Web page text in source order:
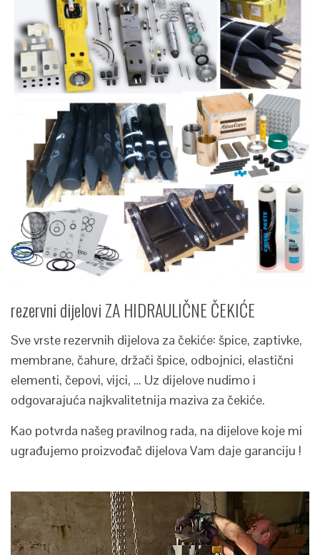
rezervni dijelovi ZA HIDRAULIČNE ČEKIĆE
Sve vrste rezervnih dijelova za čekiće: špice, zaptivke,
membrane, čahure, držači špice, odbojnici, elastični
elementi, čepovi, vijci, … Uz dijelove nudimo i
odgovarajuća najkvalitetnija maziva za čekiće.
Kao potvrda našeg pravilnog rada, na dijelove koje mi
ugrađujemo proizvođač dijelova Vam daje garanciju !